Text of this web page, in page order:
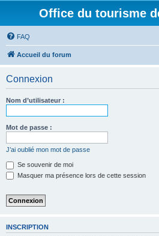
Office du tourisme
FAQ
Accueil du forum
Connexion
Nom d’utilisateur :
Mot de passe :
J’ai oublié mon mot de passe
Se souvenir de moi
Masquer ma présence lors de cette session
INSCRIPTION